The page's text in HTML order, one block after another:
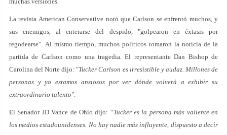
La revista American Conservative notó que Carlson se enfrentó muchos, y
sus enemigos, al enterarse del despido, "golpearon en éxtasis por
regodearse". Al mismo tiempo, muchos políticos tomaron la noticia de la
partida de Carlson como una tragedia. El representante Dan Bishop de
Carolina del Norte dijo: "Tucker Carlson es irresistible y audaz. Millones de
personas y yo estamos ansiosos por ver dónde volverá a exhibir su
extraordinario talento".
El Senador JD Vance de Ohio dijo: “Tucker es la persona más valiente en
los medios estadounidenses. No hay nadie más influyente, dispuesto a decir